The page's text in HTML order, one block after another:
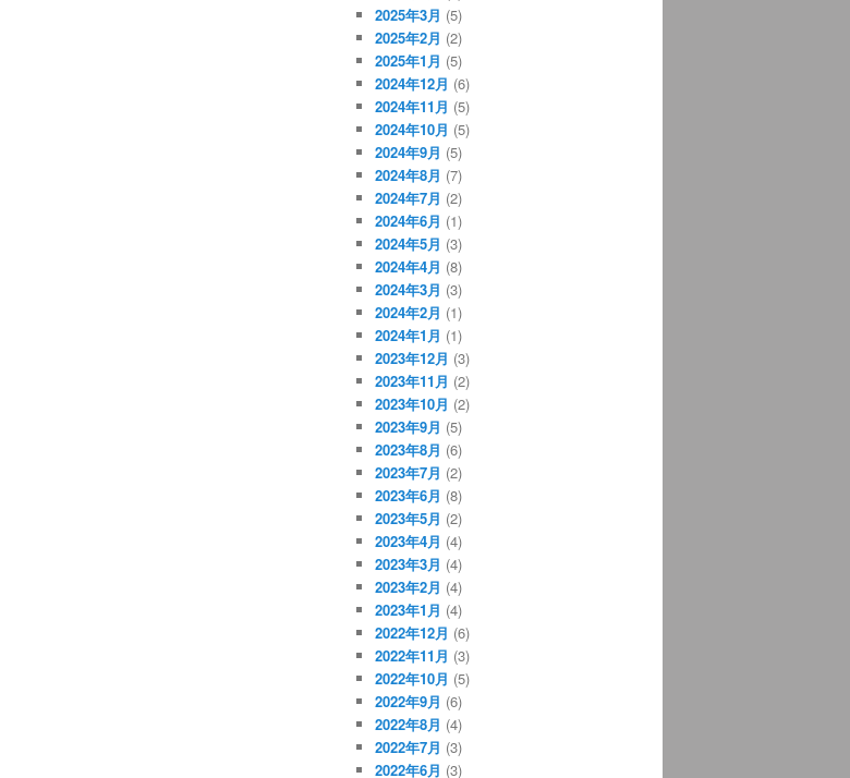
2025年3月 (5)
2025年2月 (2)
2025年1月 (5)
2024年12月 (6)
2024年11月 (5)
2024年10月 (5)
2024年9月 (5)
2024年8月 (7)
2024年7月 (2)
2024年6月 (1)
2024年5月 (3)
2024年4月 (8)
2024年3月 (3)
2024年2月 (1)
2024年1月 (1)
2023年12月 (3)
2023年11月 (2)
2023年10月 (2)
2023年9月 (5)
2023年8月 (6)
2023年7月 (2)
2023年6月 (8)
2023年5月 (2)
2023年4月 (4)
2023年3月 (4)
2023年2月 (4)
2023年1月 (4)
2022年12月 (6)
2022年11月 (3)
2022年10月 (5)
2022年9月 (6)
2022年8月 (4)
2022年7月 (3)
2022年6月 (3)